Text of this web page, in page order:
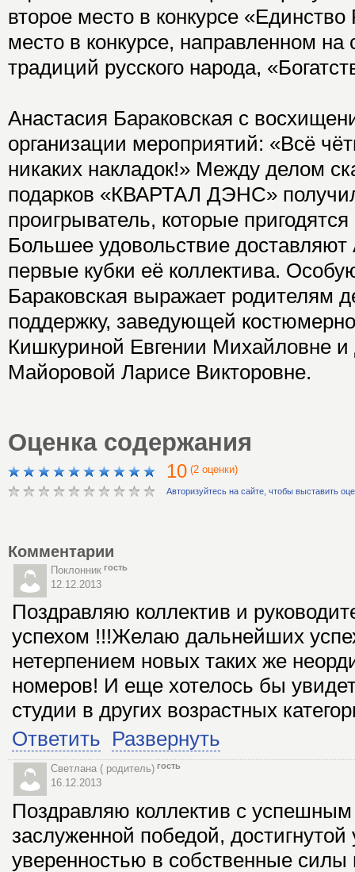
второе место в конкурсе
место в конкурсе, направленном на
традиций русского народа,
Анастасия Бараковская с
организации мероприятий: «Всё
никаких накладок!» Между делом
подарков «КВАРТАЛ ДЭНС»
проигрыватель, которые
Большее удовольствие
первые кубки её коллектива.
Бараковская выражает родителям
поддержку, заведующей
Кишкуриной Евгении Михайловне
Майоровой Ларисе Викторовне.
Оценка содержания
10 (2 оценки)
Авторизуйтесь на сайте, чтобы выставить
Комментарии
Поклонник гость
12.12.2013
Поздравляю коллектив и
успехом !!!Желаю дальнейших
нетерпением новых таких же
номеров! И еще хотелось бы
студии в других возрастных
Ответить Развернуть
Светлана ( родитель) гость
16.12.2013
Поздравляю коллектив с
заслуженной победой,
уверенностью в собственные силы